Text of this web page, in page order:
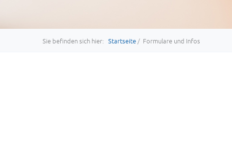
Sie befinden sich hier: Startseite / Formulare und Infos